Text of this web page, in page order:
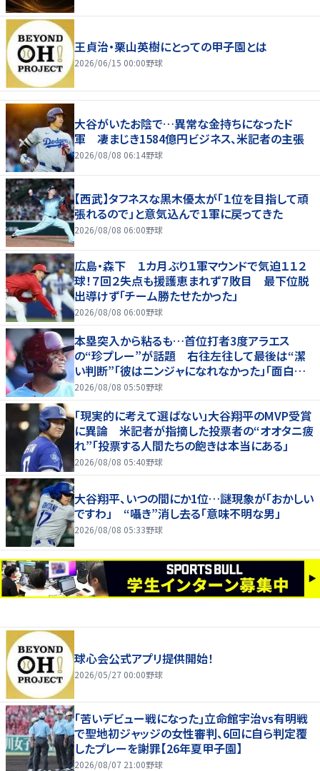
王貞治・栗山英樹にとっての甲子園とは
2026/06/15 00:00野球
大谷がいたお陰で…異常な金持ちになったド
軍 凄まじき1584億円ビジネス、米記者の主張
2026/08/08 06:14野球
【西武】タフネスな黒木優太が「１位を目指して頑
張れるので」と意気込んで１軍に戻ってきた
2026/08/08 06:00野球
広島・森下 １カ月ぶり１軍マウンドで気迫１１２
球！７回２失点も援護恵まれず７敗目 最下位脱
出導けず「チーム勝たせたかった」
2026/08/08 06:00野球
本塁突入から粘るも…首位打者3度アラエス
の“珍プレー”が話題 右往左往して最後は“潔
い判断”「彼はニンジャになれなかった」「面白すぎ
る」
2026/08/08 05:50野球
「現実的に考えて選ばない」大谷翔平のMVP受賞
に異論 米記者が指摘した投票者の“オオタニ疲
れ”「投票する人間たちの飽きは本当にある」
2026/08/08 05:40野球
大谷翔平、いつの間にか1位…謎現象が「おかしい
ですわ」 “囁き”消し去る「意味不明な男」
2026/08/08 05:33野球
球心会公式アプリ提供開始！
2026/05/27 00:00野球
｢苦いデビュー戦になった｣立命館宇治vs有明戦
で聖地初ジャッジの女性審判、6回に自ら判定覆
したプレーを謝罪【26年夏甲子園】
2026/08/07 21:00野球